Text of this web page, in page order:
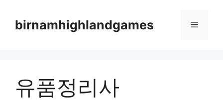
contentbirnamhighlandgames Menu
유품정리사